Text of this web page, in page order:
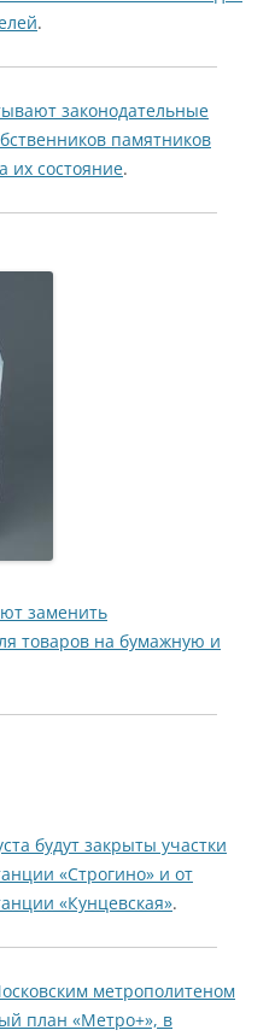
.
законодательные
памятников
их состояние.
заменить
товаров на бумажную и
будут закрыты участки
«Строгино» и от
«Кунцевская».
метрополитеном
план «Метро+», в